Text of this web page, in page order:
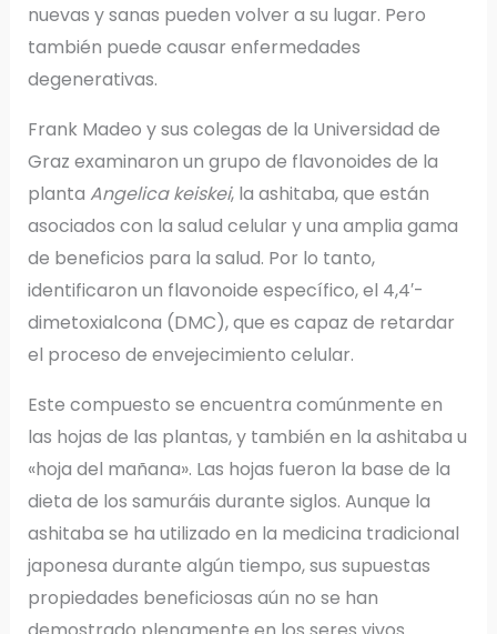
nuevas y sanas pueden volver a su lugar. Pero
también puede causar enfermedades
degenerativas.
Frank Madeo y sus colegas de la Universidad de
Graz examinaron un grupo de flavonoides de la
planta Angelica keiskei, la ashitaba, que están
asociados con la salud celular y una amplia gama
de beneficios para la salud. Por lo tanto,
identificaron un flavonoide específico, el 4,4′-
dimetoxialcona (DMC), que es capaz de retardar
el proceso de envejecimiento celular.
Este compuesto se encuentra comúnmente en
las hojas de las plantas, y también en la ashitaba u
«hoja del mañana». Las hojas fueron la base de la
dieta de los samuráis durante siglos. Aunque la
ashitaba se ha utilizado en la medicina tradicional
japonesa durante algún tiempo, sus supuestas
propiedades beneficiosas aún no se han